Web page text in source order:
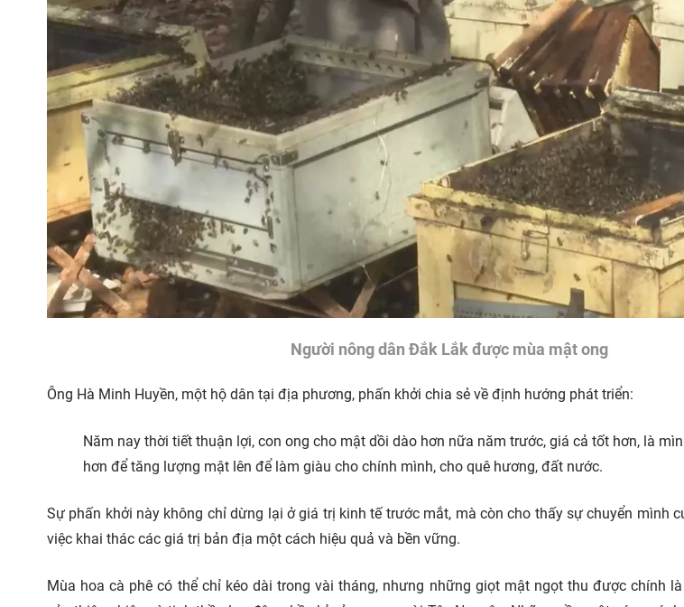
Người nông dân Đắk Lắk được mùa mật ong
Ông Hà Minh Huyền, một hộ dân tại địa phương, phấn khởi chia sẻ về định hướng phát triển:
Năm nay thời tiết thuận lợi, con ong cho mật dồi dào hơn nữa năm trước, giá cả tốt hơn, là
hơn để tăng lượng mật lên để làm giàu cho chính mình, cho quê hương, đất nước.
Sự phấn khởi này không chỉ dừng lại ở giá trị kinh tế trước mắt, mà còn cho thấy sự chuyển mình
việc khai thác các giá trị bản địa một cách hiệu quả và bền vững.
Mùa hoa cà phê có thể chỉ kéo dài trong vài tháng, nhưng những giọt mật ngọt thu được chính